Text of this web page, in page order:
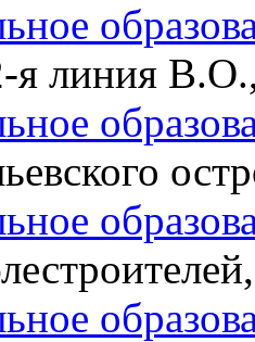
я линия